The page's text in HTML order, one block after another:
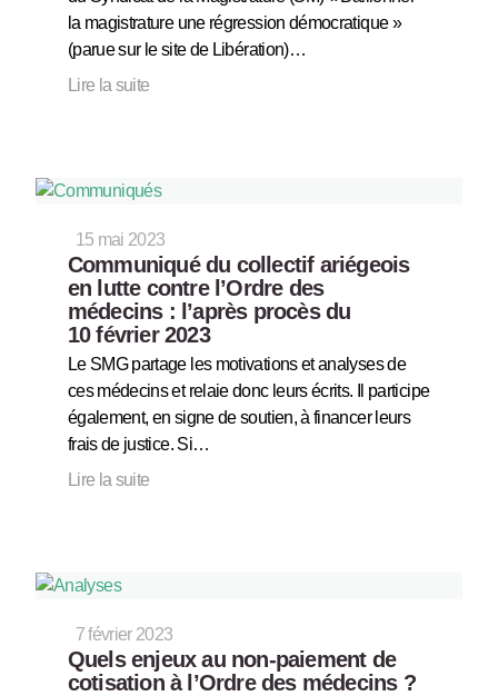
la magistrature une régression démocratique »
(parue sur le site de Libération)…
Lire la suite
15 mai 2023
Communiqué du collectif ariégeois
en lutte contre l’Ordre des
médecins : l’après procès du
10 février 2023
Le SMG partage les motivations et analyses de
ces médecins et relaie donc leurs écrits. Il participe
également, en signe de soutien, à financer leurs
frais de justice. Si…
Lire la suite
7 février 2023
Quels enjeux au non-paiement de
cotisation à l’Ordre des médecins ?